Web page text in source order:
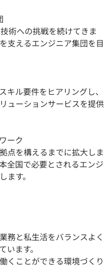
術への挑戦を続けてきま
支えるエンジニア集団を目
キル要件をヒアリングし、
ューションサービスを提供
ーク
点を構えるまでに拡大しま
全国で必要とされるエンジ
ます。
務と私生活をバランスよく
ます。
くことができる環境づくり